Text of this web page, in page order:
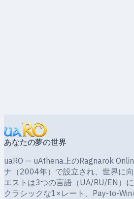
あなたの夢の世界
uaRO — uAthena上のRagnarok
ナ（2004年）で設立され、世界に
エストは3つの言語（UA/RU/EN）
クラシックな1×レート、Pay-to-Win